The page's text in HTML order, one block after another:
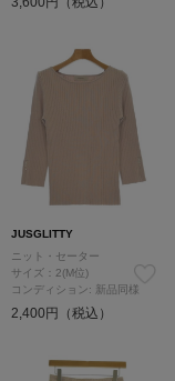
JUSGLITTY
ニット・セーター
サイズ：2(M位)
コンディション: 新品同様
2,400円（税込）